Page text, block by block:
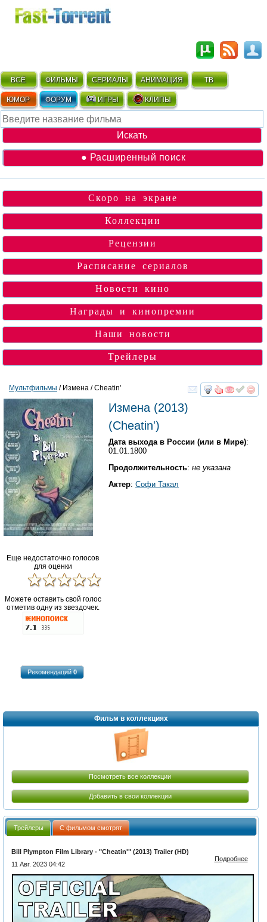
ВСЁ ФИЛЬМЫ СЕРИАЛЫ АНИМАЦИЯ ТВ
ЮМОР ФОРУМ ИГРЫ КЛИПЫ
● Расширенный поиск
Скоро на экране
Коллекции
Рецензии
Расписание сериалов
Новости кино
Награды и кинопремии
Наши новости
Трейлеры
смотреть
Мультфильмы / Измена / Cheatin'
Еще недостаточно голосов
для оценки
Можете оставить свой голос
отметив одну из звездочек.
Рекомендаций0
Измена (2013)
(Cheatin')
Дата выхода в России (или в Мире):
01.01.1800
Продолжительность: не указана
Актер: Софи Такал
Фильм в коллекциях
Посмотреть все коллекции
Добавить в свои коллекции
Трейлеры С фильмом смотрят
Bill Plympton Film Library - "Cheatin'" (2013) Trailer (HD)
Подробнее
11 Авг. 2023 04:42